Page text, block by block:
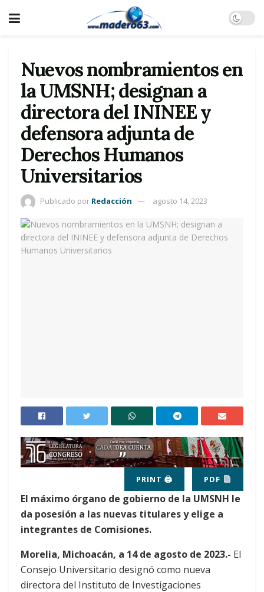
Nuevos nombramientos en
la UMSNH; designan a
directora del ININEE y
defensora adjunta de
Derechos Humanos
Universitarios
Publicado por Redacción agosto 14, 2023
PRINT 🖨 PDF
El máximo órgano de gobierno de la UMSNH le
da posesión a las nuevas titulares y elige a
integrantes de Comisiones.
Morelia, Michoacán, a 14 de agosto de 2023.- El
Consejo Universitario designó como nueva
directora del Instituto de Investigaciones